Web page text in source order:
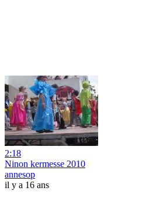
2:18
Ninon kermesse 2010
annesop
il y a 16 ans